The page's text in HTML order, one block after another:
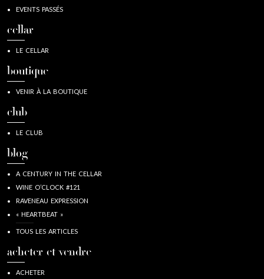
EVENTS PASSÉS
cellar
LE CELLAR
boutique
VENIR À LA BOUTIQUE
club
LE CLUB
blog
A CENTURY IN THE CELLAR
WINE O’CLOCK #121
RAVENEAU EXPRESSION
« HEARTBEAT »
TOUS LES ARTICLES
acheter et vendre
ACHETER